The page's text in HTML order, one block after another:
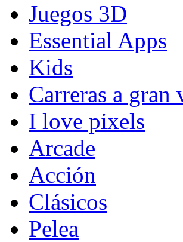
Juegos 3D
Essential Apps
Kids
Carreras a gran
I love pixels
Arcade
Acción
Clásicos
Pelea